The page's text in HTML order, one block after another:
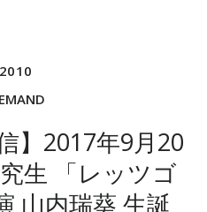
】2017年9月20
生 「レッツゴ
山内瑞葵 生誕